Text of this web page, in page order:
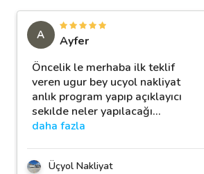
A
Ayfer
Öncelik le merhaba ilk teklif
veren ugur bey ucyol nakliyat
anlık program yapıp açıklayıcı
sekılde neler yapılacağı…
daha fazla
Üçyol Nakliyat